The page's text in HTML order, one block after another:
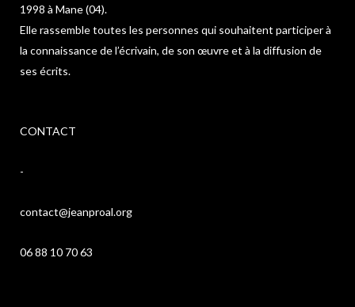
1998 à Mane (04).
Elle rassemble toutes les personnes qui souhaitent participer à
la connaissance de l’écrivain, de son œuvre et à la diffusion de
ses écrits.
CONTACT
-
contact@jeanproal.org
06 88 10 70 63